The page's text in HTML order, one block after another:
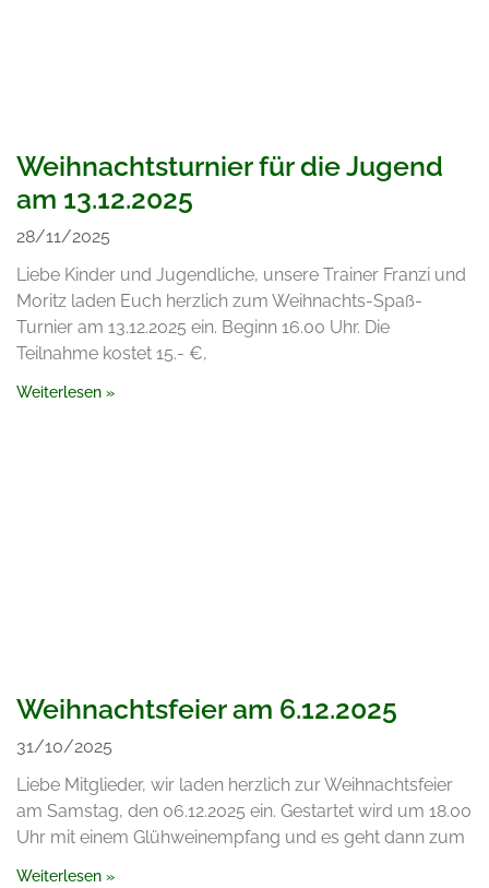
Weihnachtsturnier für die Jugend
am 13.12.2025
28/11/2025
Liebe Kinder und Jugendliche, unsere Trainer Franzi und
Moritz laden Euch herzlich zum Weihnachts-Spaß-
Turnier am 13.12.2025 ein. Beginn 16.00 Uhr. Die
Teilnahme kostet 15.- €,
Weiterlesen »
Weihnachtsfeier am 6.12.2025
31/10/2025
Liebe Mitglieder, wir laden herzlich zur Weihnachtsfeier
am Samstag, den 06.12.2025 ein. Gestartet wird um 18.00
Uhr mit einem Glühweinempfang und es geht dann zum
Weiterlesen »